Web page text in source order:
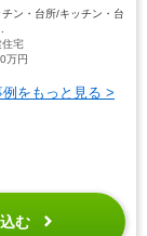
チン・台所/キッチン・台
住宅
万円
をもっと見る >
む